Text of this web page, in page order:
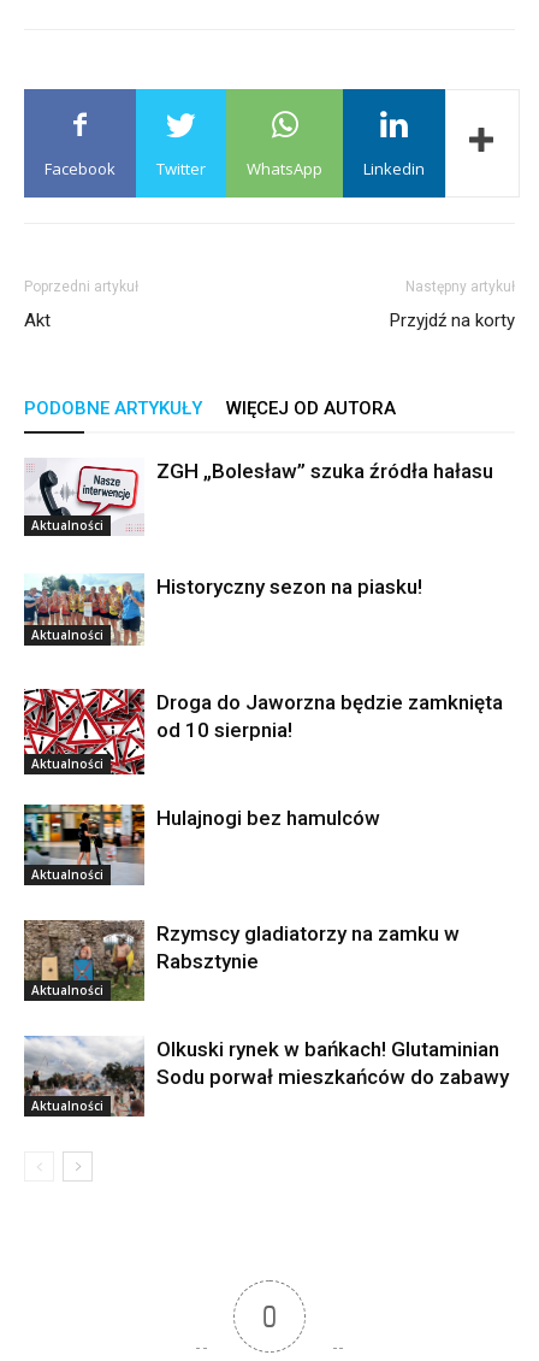
Facebook Twitter WhatsApp Linkedin
Poprzedni artykuł
Akt
Następny artykuł
Przyjdź na korty
PODOBNE ARTYKUŁY WIĘCEJ OD AUTORA
Aktualności
ZGH „Bolesław” szuka źródła hałasu
Aktualności
Historyczny sezon na piasku!
Aktualności
Droga do Jaworzna będzie zamknięta
od 10 sierpnia!
Aktualności
Hulajnogi bez hamulców
Aktualności
Rzymscy gladiatorzy na zamku w
Rabsztynie
Aktualności
Olkuski rynek w bańkach! Glutaminian
Sodu porwał mieszkańców do zabawy
0